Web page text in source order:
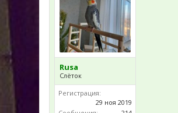
Rusa
Слёток
Регистрация:
29 ноя 2019